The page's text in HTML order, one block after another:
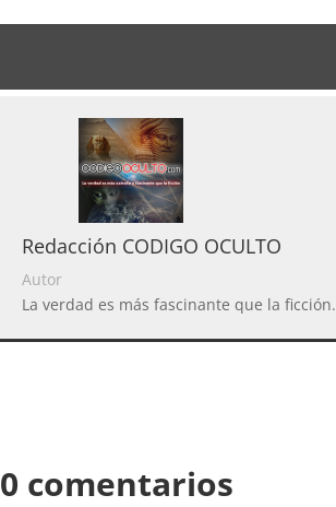
Redacción CODIGO OCULTO
Autor
La verdad es más fascinante que la ficción.
0 comentarios